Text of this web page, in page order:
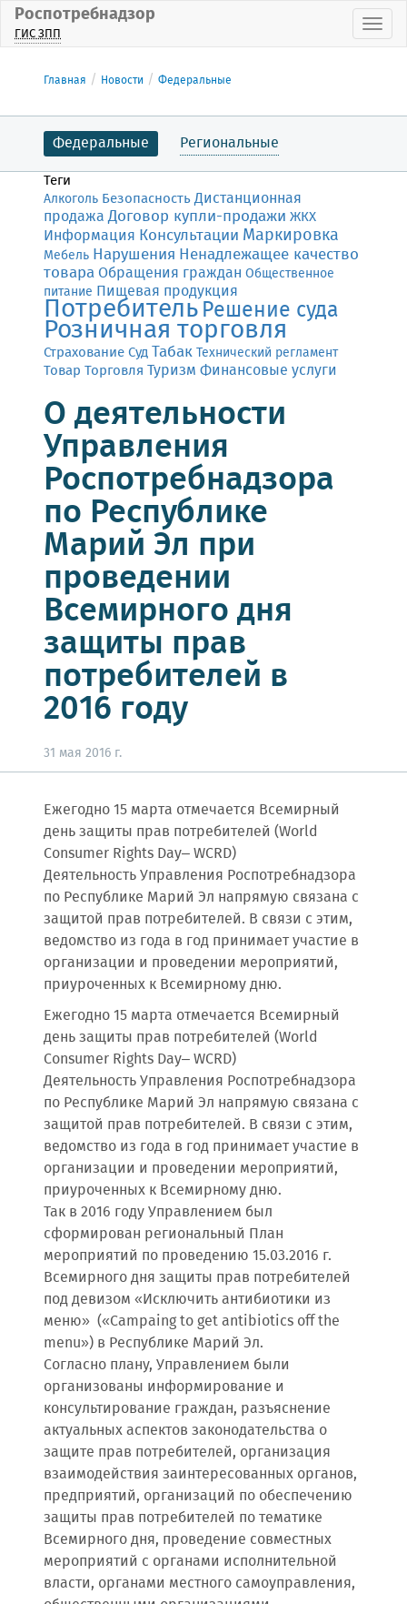
Роспотребнадзор
ГИС ЗПП
Главная Новости Федеральные
Федеральные Региональные
Теги
Алкоголь БезопасностьДистанционная
продажа Договор купли-продажи ЖКХ
Информация Консультации Маркировка
Мебель Нарушения Ненадлежащее качество
товара Обращения граждан Общественное
питание Пищевая продукция
ПотребительРешение суда
Розничная торговля
СтрахованиеСудТабакТехнический регламент
Товар Торговля Туризм Финансовые услуги
О деятельности
Управления
Роспотребнадзора
по Республике
Марий Эл при
проведении
Всемирного дня
защиты прав
потребителей в
2016 году
31 мая 2016 г.
Ежегодно 15 марта отмечается Всемирный
день защиты прав потребителей (World
Consumer Rights Day– WCRD)
Деятельность Управления Роспотребнадзора
по Республике Марий Эл напрямую связана с
защитой прав потребителей. В связи с этим,
ведомство из года в год принимает участие в
организации и проведении мероприятий,
приуроченных к Всемирному дню.
Ежегодно 15 марта отмечается Всемирный
день защиты прав потребителей (World
Consumer Rights Day– WCRD)
Деятельность Управления Роспотребнадзора
по Республике Марий Эл напрямую связана с
защитой прав потребителей. В связи с этим,
ведомство из года в год принимает участие в
организации и проведении мероприятий,
приуроченных к Всемирному дню.
Так в 2016 году Управлением был
сформирован региональный План
мероприятий по проведению 15.03.2016 г.
Всемирного дня защиты прав потребителей
под девизом «Исключить антибиотики из
меню» («Campaing to get antibiotics off the
menu») в Республике Марий Эл.
Согласно плану, Управлением были
организованы информирование и
консультирование граждан, разъяснение
актуальных аспектов законодательства о
защите прав потребителей, организация
взаимодействия заинтересованных органов,
предприятий, организаций по обеспечению
защиты прав потребителей по тематике
Всемирного дня, проведение совместных
мероприятий с органами исполнительной
власти, органами местного самоуправления,